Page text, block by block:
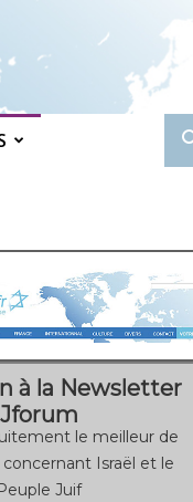
à la Newsletter
Jforum
le meilleur de
Israël et le
Peuple Juif